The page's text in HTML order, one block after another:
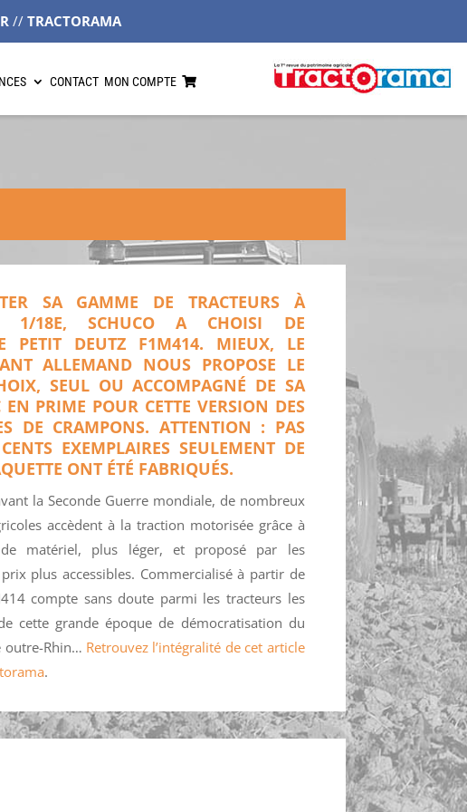
// TRACTORAMA
CONTACT MON COMPTE
SA GAMME DE TRACTEURS À
1/18E, SCHUCO A CHOISI DE
PETIT DEUTZ F1M414. MIEUX, LE
ALLEMAND NOUS PROPOSE LE
SEUL OU ACCOMPAGNÉ DE SA
EN PRIME POUR CETTE VERSION DES
DE CRAMPONS. ATTENTION : PAS
EXEMPLAIRES SEULEMENT DE
ONT ÉTÉ FABRIQUÉS.
la Seconde Guerre mondiale, de nombreux
accèdent à la traction motorisée grâce à
matériel, plus léger, et proposé par les
plus accessibles. Commercialisé à partir de
compte sans doute parmi les tracteurs les
cette grande époque de démocratisation du
outre-Rhin… Retrouvez l’intégralité de cet article
.